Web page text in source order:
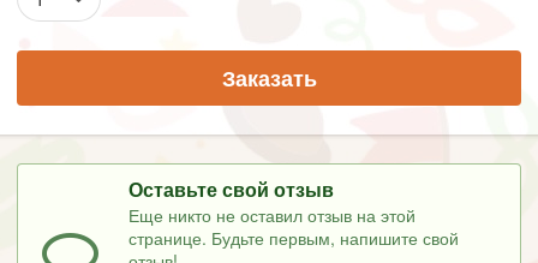
Заказать
Оставьте свой отзыв
Еще никто не оставил отзыв на этой
странице. Будьте первым, напишите свой